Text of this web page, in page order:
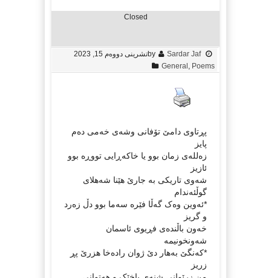
Closed
by Sardar Jaf
تشرینی دووەم 15, 2023
General Poems
پڕتاوی دامێ تۆفانی وشەی خەمی دەم
پايز
زەللەی زمان بوو يا خاکەڕایی تووڕە بوو
ئازيز
شەوی تاريکی بە جارێ هێنا شەهلای
گوڵئەندام
*ئەوين وەک گەڵا فێرە سەما بوو دڵ زەرد
و گريز
خەون باڵندەی فڕيوی ئاسمان
شەونخونيمە
*کەنگێ بەهار دێ ژوان رادەخا هزرێ پڕ
زريز